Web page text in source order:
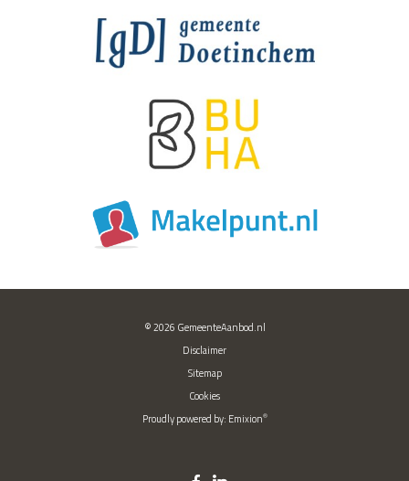
© 2026 GemeenteAanbod.nl
Disclaimer
Sitemap
Cookies
Proudly powered by: Emixion®